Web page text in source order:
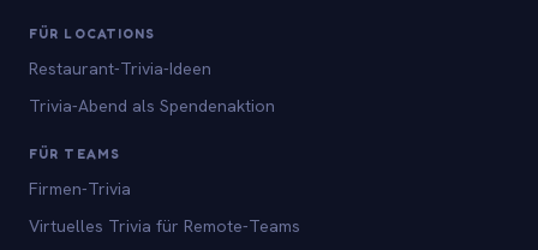
FÜR LOCATIONS
Restaurant-Trivia-Ideen
Trivia-Abend als Spendenaktion
FÜR TEAMS
Firmen-Trivia
Virtuelles Trivia für Remote-Teams